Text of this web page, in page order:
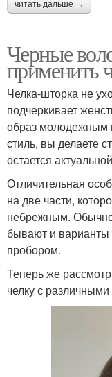
читать дальше →
Черные
применить
Челка-шторка не
подчеркивает
образ молодежным
стиль, вы делаете
остается
Отличительная
на две части,
небрежным.
бывают и
пробором.
Теперь же
челку с